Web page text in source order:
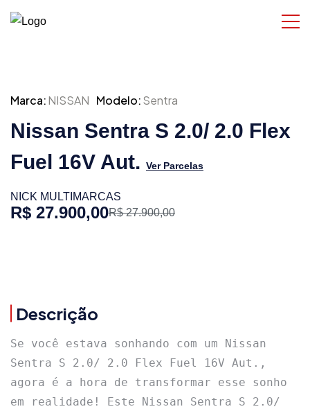
Marca:NISSAN Modelo:Sentra
Nissan Sentra S 2.0/ 2.0 Flex
Fuel 16V Aut. Ver Parcelas
NICK MULTIMARCAS
R$ 27.900,00R$ 27.900,00
Descrição
Se você estava sonhando com um Nissan
Sentra S 2.0/ 2.0 Flex Fuel 16V Aut.,
agora é a hora de transformar esse sonho
em realidade! Este Nissan Sentra S 2.0/